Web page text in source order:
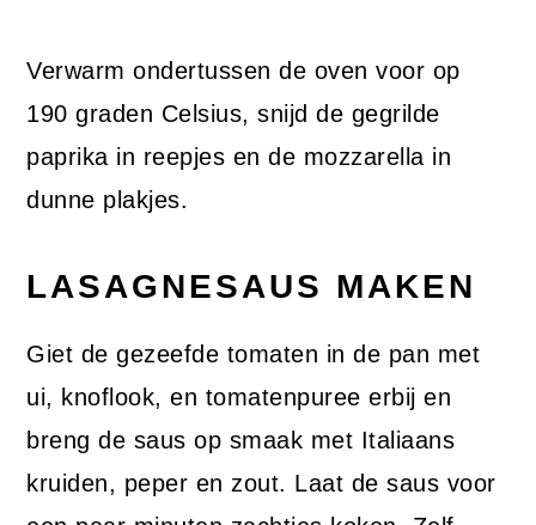
Verwarm ondertussen de oven voor op
190 graden Celsius, snijd de gegrilde
paprika in reepjes en de mozzarella in
dunne plakjes.
LASAGNESAUS MAKEN
Giet de gezeefde tomaten in de pan met
ui, knoflook, en tomatenpuree erbij en
breng de saus op smaak met Italiaans
kruiden, peper en zout. Laat de saus voor